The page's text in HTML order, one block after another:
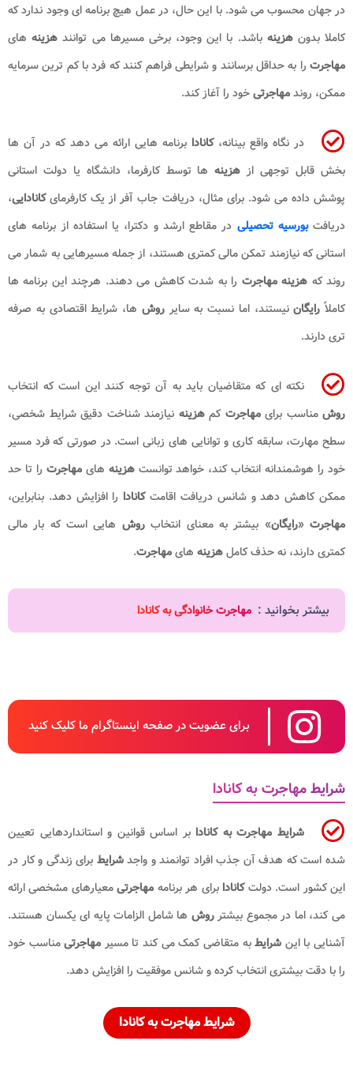
در جهان محسوب می شود. با این حال، در عمل هیچ برنامه ای وجود ندارد که
کاملا بدونهزینهباشد. با این وجود، برخی مسیرها می توانند هزینه های
مهاجرت را به حداقل برسانند و شرایطی فراهم کنند که فرد با کم ترین سرمایه
ممکن، روندمهاجرتیخود را آغاز کند.
در نگاه واقع بینانه،کانادا برنامه هایی ارائه می دهد که در آن ها
بخش قابل توجهی از هزینه ها توسط کارفرما، دانشگاه یا دولت استانی
پوشش داده می شود. برای مثال، دریافت جاب آفر از یک کارفرمایکانادایی،
دریافتبورسیه تحصیلی در مقاطع ارشد و دکترا، یا استفاده از برنامه های
استانی که نیازمند تمکن مالی کمتری هستند، از جمله مسیرهایی به شمار می
روند که هزینه مهاجرت را به شدت کاهش می دهند. هرچند این برنامه ها
کاملاً رایگاننیستند، اما نسبت به سایرروش ها، شرایط اقتصادی به صرفه
تری دارند.
نکته ای که متقاضیان باید به آن توجه کنند این است که انتخاب
روشمناسب برایمهاجرتکمهزینه نیازمند شناخت دقیق شرایط شخصی،
سطح مهارت، سابقه کاری و توانایی های زبانی است. در صورتی که فرد مسیر
خود را هوشمندانه انتخاب کند، خواهد توانستهزینه هایمهاجرت را تا حد
ممکن کاهش دهد و شانس دریافت اقامتکانادا را افزایش دهد. بنابراین،
مهاجرت«رایگان» بیشتر به معنای انتخابروش هایی است که بار مالی
کمتری دارند، نه حذف کاملهزینه هایمهاجرت.
بیشتر بخوانید : مهاجرت خانوادگی به کانادا
برای عضویت در صفحه اینستاگرام ما کلیک کنید
شرایط مهاجرت به کانادا
شرایط مهاجرت به کانادابر اساس قوانین و استانداردهایی تعیین
شده است که هدف آن جذب افراد توانمند و واجدشرایط برای زندگی و کار در
این کشور است. دولتکانادابرای هر برنامه مهاجرتیمعیارهای مشخصی ارائه
می کند، اما در مجموع بیشترروش ها شامل الزامات پایه ای یکسان هستند.
آشنایی با این شرایطبه متقاضی کمک می کند تا مسیر مهاجرتیمناسب خود
را با دقت بیشتری انتخاب کرده و شانس موفقیت را افزایش دهد.
شرایط مهاجرت به کانادا